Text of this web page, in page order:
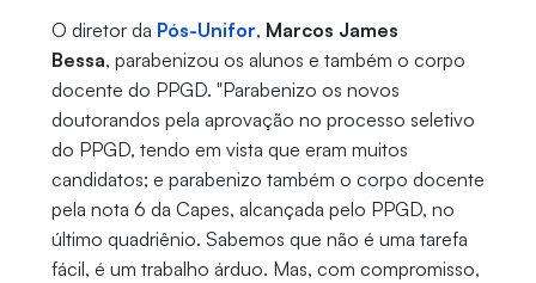
O diretor da Pós-Unifor, Marcos James
Bessa, parabenizou os alunos e também o corpo
docente do PPGD. "Parabenizo os novos
doutorandos pela aprovação no processo seletivo
do PPGD, tendo em vista que eram muitos
candidatos; e parabenizo também o corpo docente
pela nota 6 da Capes, alcançada pelo PPGD, no
último quadriênio. Sabemos que não é uma tarefa
fácil, é um trabalho árduo. Mas, com compromisso,